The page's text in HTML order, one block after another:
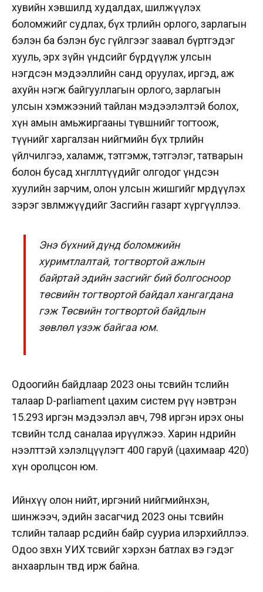
хувийн хэвшилд худалдах, шилжүүлэх
боломжийг судлах, бүх төрлийн орлого, зарлагын
бэлэн ба бэлэн бус гүйлгээг заавал бүртгэдэг
хууль, эрх зүйн үндсийг бүрдүүлж улсын
нэгдсэн мэдээллийн санд оруулах, иргэд, аж
ахуйн нэгж байгууллагын орлого, зарлагын
улсын хэмжээний тайлан мэдээлэлтэй болох,
хүн амын амьжиргааны түвшнийг тогтоож,
түүнийг харгалзан нийгмийн бүх төрлийн
үйлчилгээ, халамж, тэтгэмж, тэтгэлэг, татварын
болон бусад хөнгөлөлтүүдийг олгодог үндсэн
хуулийн зарчим, олон улсын жишгийг мөрдүүлэх
зэрэг зөвлөмжүүдийг Засгийн газарт хүргүүллээ.
Энэ бүхний дүнд боломжийн
хуримтлалтай, тогтвортой ажлын
байртай эдийн засгийг бий болгосноор
төсвийн тогтвортой байдал хангагдана
гэж Төсвийн тогтвортой байдлын
зөвлөл үзэж байгаа юм.
Одоогийн байдлаар 2023 оны төсвийн төслийн
талаар D-parliament цахим систем рүү нэвтрэн
15.293 иргэн мэдээлэл авч, 798 иргэн ирэх оны
төсвийн төсөлд саналаа ирүүлжээ. Харин өнөөдрийн
нээлттэй хэлэлцүүлэгт 400 гаруй (цахимаар 420)
хүн оролцсон юм.
Ийнхүү олон нийт, иргэний нийгмийнхэн,
шинжээч, эдийн засагчид 2023 оны төсвийн
төслийн талаар өөрсдийн байр сууриа илэрхийллээ.
Одоо зөвхөн УИХ төсвийг хэрхэн батлах вэ гэдэг
анхаарлын төвд ирж байна.